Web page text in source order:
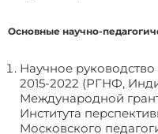
Основные научно-
Научное
2015-2022 (РГНФ,
Международной
Института
Московского